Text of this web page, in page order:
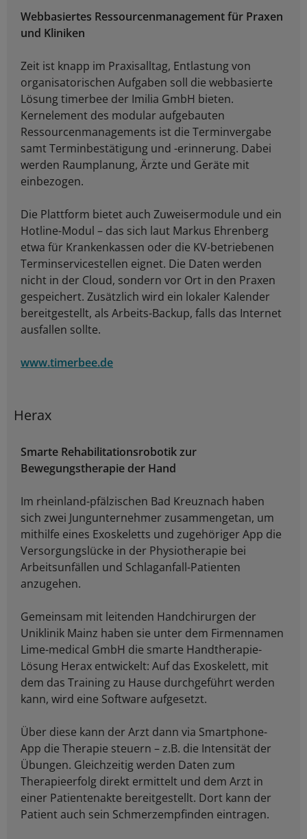
Webbasiertes Ressourcenmanagement für Praxen
und Kliniken
Zeit ist knapp im Praxisalltag, Entlastung von
organisatorischen Aufgaben soll die webbasierte
Lösung timerbee der Imilia GmbH bieten.
Kernelement des modular aufgebauten
Ressourcenmanagements ist die Terminvergabe
samt Terminbestätigung und -erinnerung. Dabei
werden Raumplanung, Ärzte und Geräte mit
einbezogen.
Die Plattform bietet auch Zuweisermodule und ein
Hotline-Modul – das sich laut Markus Ehrenberg
etwa für Krankenkassen oder die KV-betriebenen
Terminservicestellen eignet. Die Daten werden
nicht in der Cloud, sondern vor Ort in den Praxen
gespeichert. Zusätzlich wird ein lokaler Kalender
bereitgestellt, als Arbeits-Backup, falls das Internet
ausfallen sollte.
www.timerbee.de
Herax
Smarte Rehabilitationsrobotik zur
Bewegungstherapie der Hand
Im rheinland-pfälzischen Bad Kreuznach haben
sich zwei Jungunternehmer zusammengetan, um
mithilfe eines Exoskeletts und zugehöriger App die
Versorgungslücke in der Physiotherapie bei
Arbeitsunfällen und Schlaganfall-Patienten
anzugehen.
Gemeinsam mit leitenden Handchirurgen der
Uniklinik Mainz haben sie unter dem Firmennamen
Lime-medical GmbH die smarte Handtherapie-
Lösung Herax entwickelt: Auf das Exoskelett, mit
dem das Training zu Hause durchgeführt werden
kann, wird eine Software aufgesetzt.
Über diese kann der Arzt dann via Smartphone-
App die Therapie steuern – z.B. die Intensität der
Übungen. Gleichzeitig werden Daten zum
Therapieerfolg direkt ermittelt und dem Arzt in
einer Patientenakte bereitgestellt. Dort kann der
Patient auch sein Schmerzempfinden eintragen.